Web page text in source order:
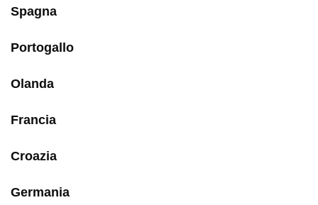
Spagna
Portogallo
Olanda
Francia
Croazia
Germania